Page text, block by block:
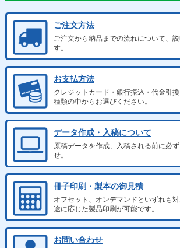
ご注文方法
ご注文から納品までの流れについて、
す。
お支払方法
クレジットカード・銀行振込・代金引
種類の中からお選びください。
データ作成・入稿について
原稿データを作成、入稿される前に必
せ。
冊子印刷・製本の御見積
オフセット、オンデマンドといずれも
途に応じた製品印刷が可能です。
お問い合わせ